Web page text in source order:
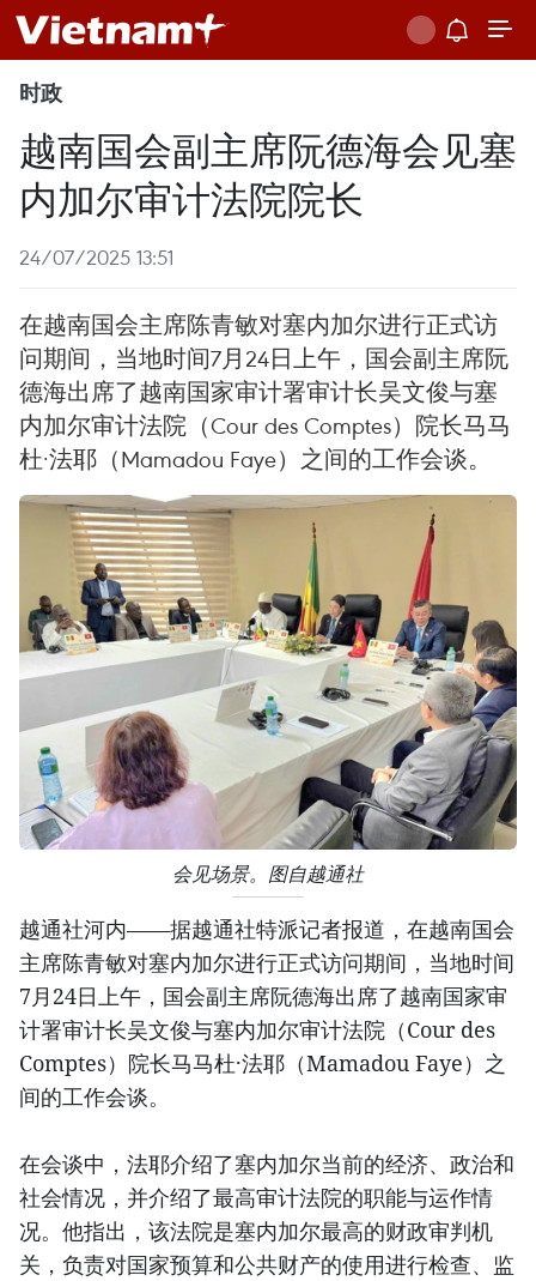
时政
越南国会副主席阮德海会见塞
内加尔审计法院院长
24/07/2025 13:51
在越南国会主席陈青敏对塞内加尔进行正式访
问期间，当地时间7月24日上午，国会副主席阮
德海出席了越南国家审计署审计长吴文俊与塞
内加尔审计法院（Cour des Comptes）院长马马
杜·法耶（Mamadou Faye）之间的工作会谈。
会见场景。图自越通社
越通社河内——据越通社特派记者报道，在越南国会
主席陈青敏对塞内加尔进行正式访问期间，当地时间
7月24日上午，国会副主席阮德海出席了越南国家审
计署审计长吴文俊与塞内加尔审计法院（Cour des
Comptes）院长马马杜·法耶（Mamadou Faye）之
间的工作会谈。
在会谈中，法耶介绍了塞内加尔当前的经济、政治和
社会情况，并介绍了最高审计法院的职能与运作情
况。他指出，该法院是塞内加尔最高的财政审判机
关，负责对国家预算和公共财产的使用进行检查、监